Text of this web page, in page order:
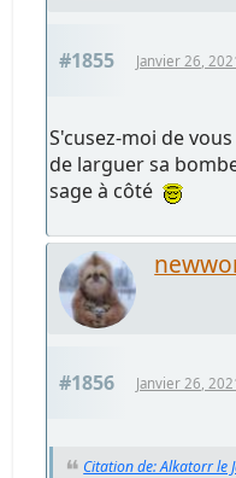
#1855 Janvier 26,
S'cusez-moi de
de larguer sa
sage à côté
#1856 Janvier 26,
Citation de: Alkatorr le